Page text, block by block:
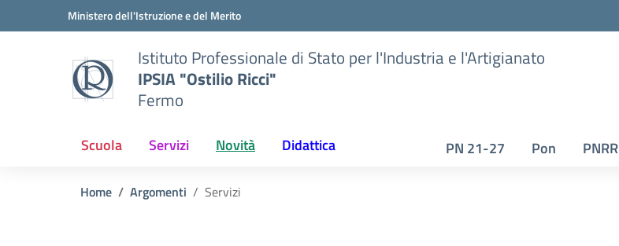
Vai ai contenuti
Vai al menu di navigazioneMinistero dell'Istruzione e del Merito
Istituto Professionale di Stato per l'Industria e l'Artigianato
IPSIA "Ostilio Ricci"
Fermo
Scuola Servizi Novità Didattica PN 21-27 Pon PNRR
Home Argomenti Servizi